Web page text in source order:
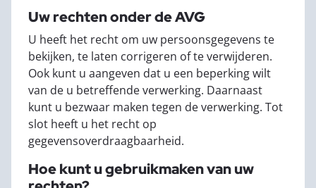
Uw rechten onder de AVG
U heeft het recht om uw persoonsgegevens te
bekijken, te laten corrigeren of te verwijderen.
Ook kunt u aangeven dat u een beperking wilt
van de u betreffende verwerking. Daarnaast
kunt u bezwaar maken tegen de verwerking. Tot
slot heeft u het recht op
gegevensoverdraagbaarheid.
Hoe kunt u gebruikmaken van uw